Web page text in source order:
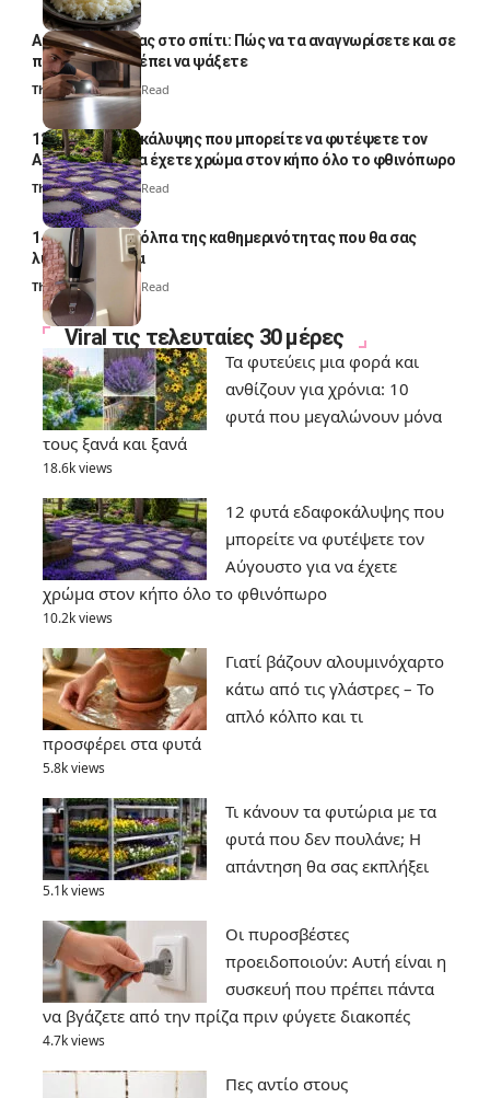
Αυγά κατσαρίδας στο σπίτι: Πώς να τα αναγνωρίσετε και σε
ποια σημεία πρέπει να ψάξετε
Thali Ombre4 Min Read
12 φυτά εδαφοκάλυψης που μπορείτε να φυτέψετε τον
Αύγουστο για να έχετε χρώμα στον κήπο όλο το φθινόπωρο
Thali Ombre7 Min Read
14 πανέξυπνα κόλπα της καθημερινότητας που θα σας
λύσουν τα χέρια
Thali Ombre 6 Min Read
Viral τις τελευταίες 30 μέρες
Τα φυτεύεις μια φορά και
ανθίζουν για χρόνια: 10
φυτά που μεγαλώνουν μόνα
τους ξανά και ξανά
18.6k views
12 φυτά εδαφοκάλυψης που
μπορείτε να φυτέψετε τον
Αύγουστο για να έχετε
χρώμα στον κήπο όλο το φθινόπωρο
10.2k views
Γιατί βάζουν αλουμινόχαρτο
κάτω από τις γλάστρες – Το
απλό κόλπο και τι
προσφέρει στα φυτά
5.8k views
Τι κάνουν τα φυτώρια με τα
φυτά που δεν πουλάνε; Η
απάντηση θα σας εκπλήξει
5.1k views
Οι πυροσβέστες
προειδοποιούν: Αυτή είναι η
συσκευή που πρέπει πάντα
να βγάζετε από την πρίζα πριν φύγετε διακοπές
4.7k views
Πες αντίο στους